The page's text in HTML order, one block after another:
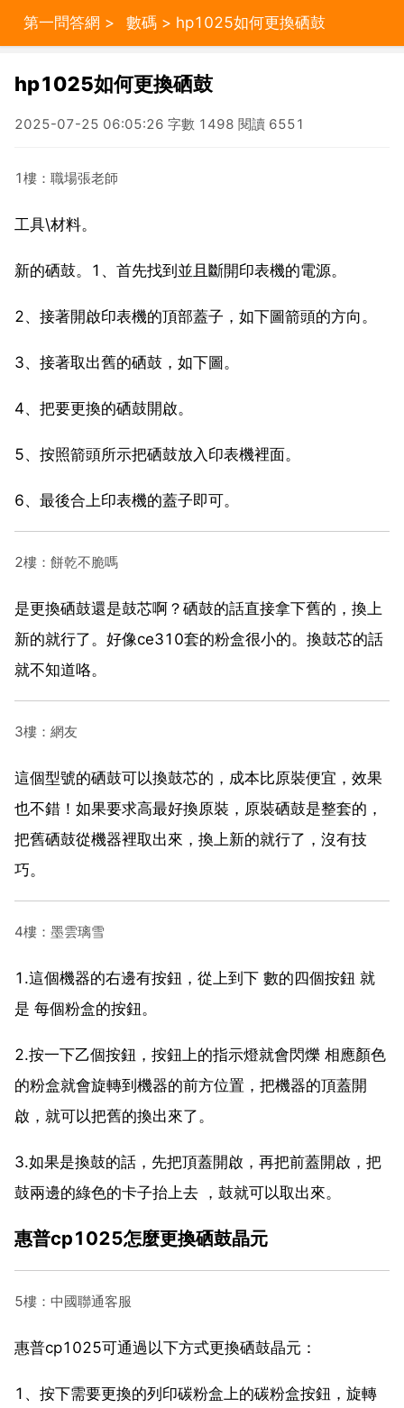
第一問答網 > 數碼 > hp1025如何更換硒鼓
hp1025如何更換硒鼓
2025-07-25 06:05:26 字數 1498 閱讀 6551
1樓：職場張老師
工具\材料。
新的硒鼓。1、首先找到並且斷開印表機的電源。
2、接著開啟印表機的頂部蓋子，如下圖箭頭的方向。
3、接著取出舊的硒鼓，如下圖。
4、把要更換的硒鼓開啟。
5、按照箭頭所示把硒鼓放入印表機裡面。
6、最後合上印表機的蓋子即可。
2樓：餅乾不脆嗎
是更換硒鼓還是鼓芯啊？硒鼓的話直接拿下舊的，換上
新的就行了。好像ce310套的粉盒很小的。換鼓芯的話
就不知道咯。
3樓：網友
這個型號的硒鼓可以換鼓芯的，成本比原裝便宜，效果
也不錯！如果要求高最好換原裝，原裝硒鼓是整套的，
把舊硒鼓從機器裡取出來，換上新的就行了，沒有技
巧。
4樓：墨雲璃雪
1.這個機器的右邊有按鈕，從上到下 數的四個按鈕 就
是 每個粉盒的按鈕。
2.按一下乙個按鈕，按鈕上的指示燈就會閃爍 相應顏色
的粉盒就會旋轉到機器的前方位置，把機器的頂蓋開
啟，就可以把舊的換出來了。
3.如果是換鼓的話，先把頂蓋開啟，再把前蓋開啟，把
鼓兩邊的綠色的卡子抬上去 ，鼓就可以取出來。
惠普cp1025怎麼更換硒鼓晶元
5樓：中國聯通客服
惠普cp1025可通過以下方式更換硒鼓晶元：
1、按下需要更換的列印碳粉盒上的碳粉盒按鈕，旋轉